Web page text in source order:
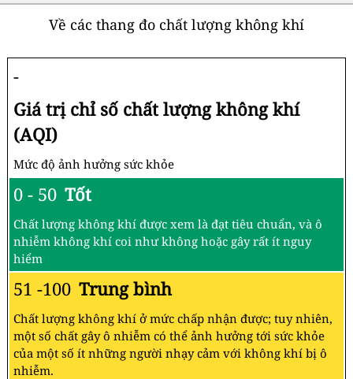
Về các thang đo chất lượng không khí
-
Giá trị chỉ số chất lượng không khí
(AQI)
Mức độ ảnh hưởng sức khỏe
0 - 50 Tốt
Chất lượng không khí được xem là đạt tiêu chuẩn, và ô
nhiễm không khí coi như không hoặc gây rất ít nguy
hiểm
51 -100 Trung bình
Chất lượng không khí ở mức chấp nhận được; tuy nhiên,
một số chất gây ô nhiễm có thể ảnh hưởng tới sức khỏe
của một số ít những người nhạy cảm với không khí bị ô
nhiễm.